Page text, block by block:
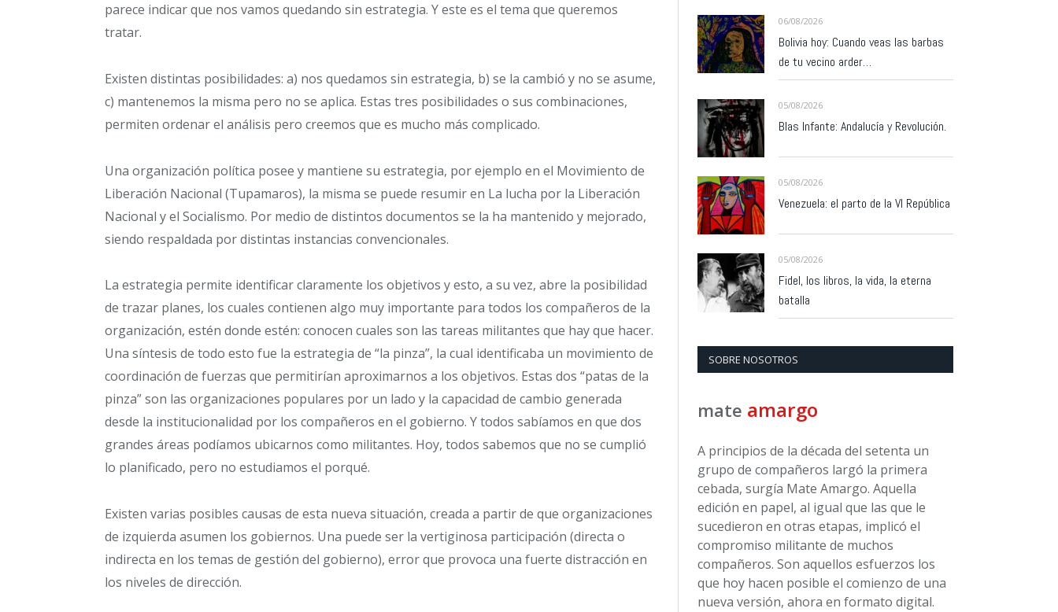
parece indicar que nos vamos quedando sin estrategia. Y este es el tema que queremos
tratar.
Existen distintas posibilidades: a) nos quedamos sin estrategia, b) se la cambió y no se asume,
c) mantenemos la misma pero no se aplica. Estas tres posibilidades o sus combinaciones,
permiten ordenar el análisis pero creemos que es mucho más complicado.
Una organización política posee y mantiene su estrategia, por ejemplo en el Movimiento de
Liberación Nacional (Tupamaros), la misma se puede resumir en La lucha por la Liberación
Nacional y el Socialismo. Por medio de distintos documentos se la ha mantenido y mejorado,
siendo respaldada por distintas instancias convencionales.
La estrategia permite identificar claramente los objetivos y esto, a su vez, abre la posibilidad
de trazar planes, los cuales contienen algo muy importante para todos los compañeros de la
organización, estén donde estén: conocen cuales son las tareas militantes que hay que hacer.
Una síntesis de todo esto fue la estrategia de “la pinza”, la cual identificaba un movimiento de
coordinación de fuerzas que permitirían aproximarnos a los objetivos. Estas dos “patas de la
pinza” son las organizaciones populares por un lado y la capacidad de cambio generada
desde la institucionalidad por los compañeros en el gobierno. Y todos sabíamos en que dos
grandes áreas podíamos ubicarnos como militantes. Hoy, todos sabemos que no se cumplió
lo planificado, pero no estudiamos el porqué.
Existen varias posibles causas de esta nueva situación, creada a partir de que organizaciones
de izquierda asumen los gobiernos. Una puede ser la vertiginosa participación (directa o
indirecta en los temas de gestión del gobierno), error que provoca una fuerte distracción en
los niveles de dirección.
06/08/2026
Bolivia hoy: Cuando veas las barbas
de tu vecino arder…
05/08/2026
Blas Infante: Andalucía y Revolución.
05/08/2026
Venezuela: el parto de la VI República
05/08/2026
Fidel, los libros, la vida, la eterna
batalla
SOBRE NOSOTROS
mate amargo
A principios de la década del setenta un
grupo de compañeros largó la primera
cebada, surgía Mate Amargo. Aquella
edición en papel, al igual que las que le
sucedieron en otras etapas, implicó el
compromiso militante de muchos
compañeros. Son aquellos esfuerzos los
que hoy hacen posible el comienzo de una
nueva versión, ahora en formato digital.